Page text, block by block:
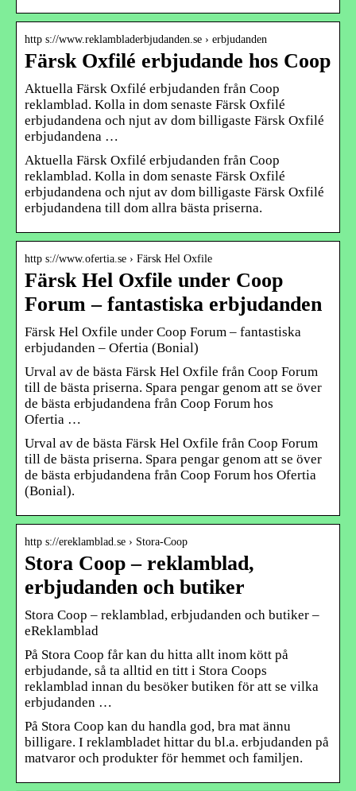
http s://www.reklambladerbjudanden.se › erbjudanden
Färsk Oxfilé erbjudande hos Coop
Aktuella Färsk Oxfilé erbjudanden från Coop
reklamblad. Kolla in dom senaste Färsk Oxfilé
erbjudandena och njut av dom billigaste Färsk Oxfilé
erbjudandena …
Aktuella Färsk Oxfilé erbjudanden från Coop
reklamblad. Kolla in dom senaste Färsk Oxfilé
erbjudandena och njut av dom billigaste Färsk Oxfilé
erbjudandena till dom allra bästa priserna.
http s://www.ofertia.se › Färsk Hel Oxfile
Färsk Hel Oxfile under Coop
Forum – fantastiska erbjudanden
Färsk Hel Oxfile under Coop Forum – fantastiska
erbjudanden – Ofertia (Bonial)
Urval av de bästa Färsk Hel Oxfile från Coop Forum
till de bästa priserna. Spara pengar genom att se över
de bästa erbjudandena från Coop Forum hos
Ofertia …
Urval av de bästa Färsk Hel Oxfile från Coop Forum
till de bästa priserna. Spara pengar genom att se över
de bästa erbjudandena från Coop Forum hos Ofertia
(Bonial).
http s://ereklamblad.se › Stora-Coop
Stora Coop – reklamblad,
erbjudanden och butiker
Stora Coop – reklamblad, erbjudanden och butiker –
eReklamblad
På Stora Coop får kan du hitta allt inom kött på
erbjudande, så ta alltid en titt i Stora Coops
reklamblad innan du besöker butiken för att se vilka
erbjudanden …
På Stora Coop kan du handla god, bra mat ännu
billigare. I reklambladet hittar du bl.a. erbjudanden på
matvaror och produkter för hemmet och familjen.